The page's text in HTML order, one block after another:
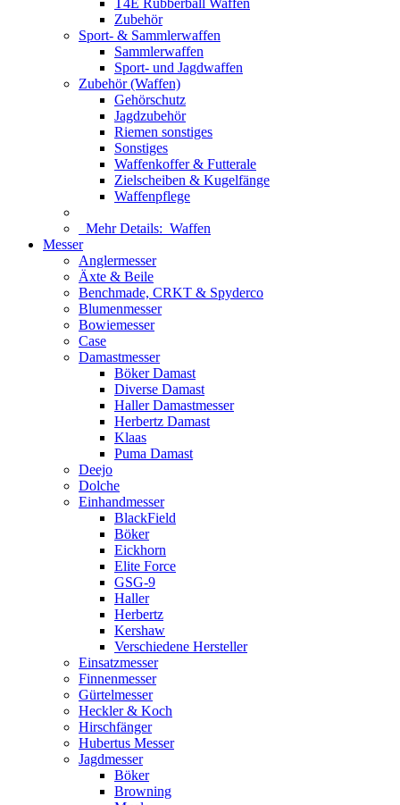
T4E Rubberball Waffen
Zubehör
Sport- & Sammlerwaffen
Sammlerwaffen
Sport- und Jagdwaffen
Zubehör (Waffen)
Gehörschutz
Jagdzubehör
Riemen sonstiges
Sonstiges
Waffenkoffer & Futterale
Zielscheiben & Kugelfänge
Waffenpflege
Mehr Details: Waffen
Messer
Anglermesser
Äxte & Beile
Benchmade, CRKT & Spyderco
Blumenmesser
Bowiemesser
Case
Damastmesser
Böker Damast
Diverse Damast
Haller Damastmesser
Herbertz Damast
Klaas
Puma Damast
Deejo
Dolche
Einhandmesser
BlackField
Böker
Eickhorn
Elite Force
GSG-9
Haller
Herbertz
Kershaw
Verschiedene Hersteller
Einsatzmesser
Finnenmesser
Gürtelmesser
Heckler & Koch
Hirschfänger
Hubertus Messer
Jagdmesser
Böker
Browning